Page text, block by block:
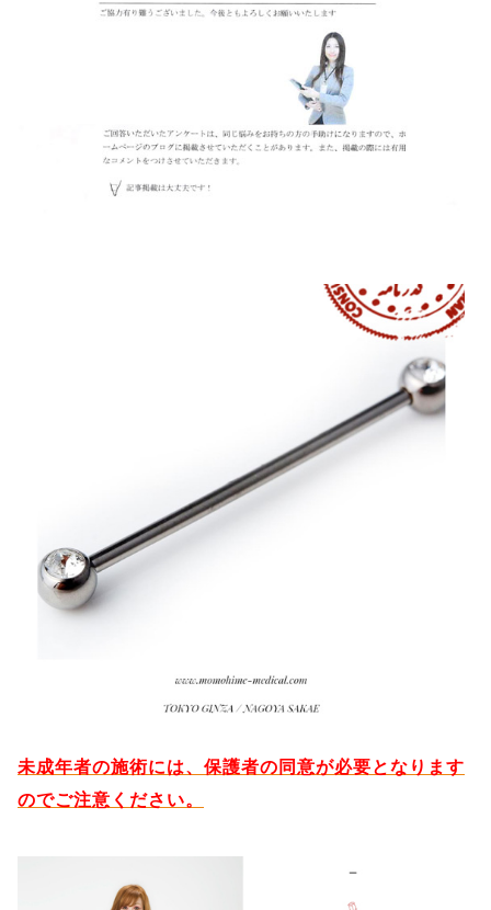
未成年者の施術には、保護者の同意が必要となります
のでご注意ください。